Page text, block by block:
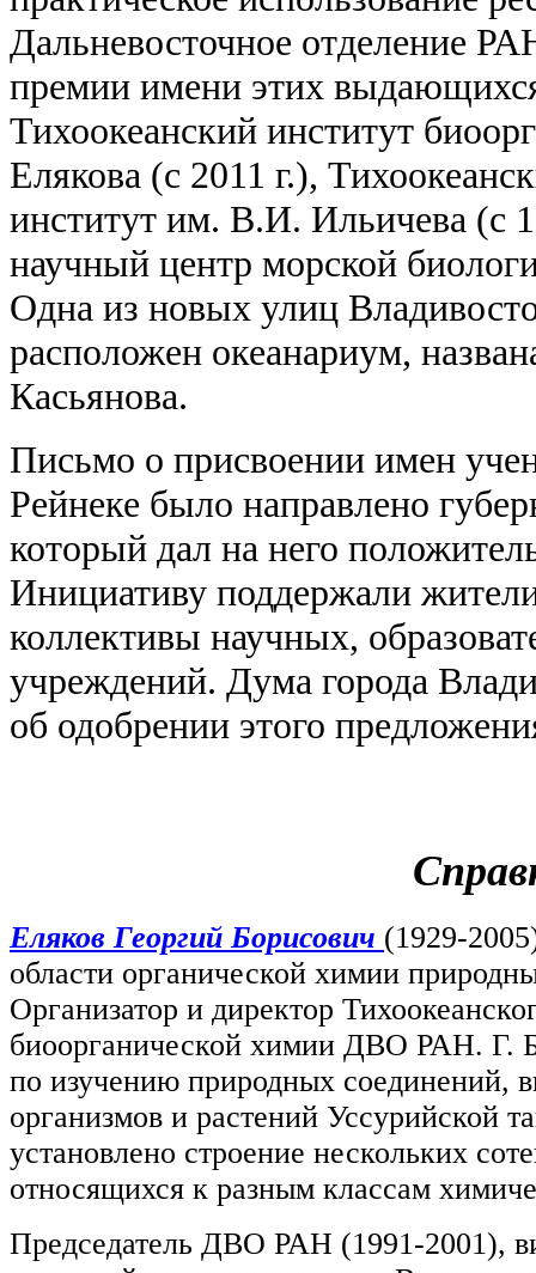
Дальневосточное отделение
премии имени этих
Тихоокеанский институт
Елякова (с 2011 г.),
институт им. В.И. Ильичева (с
научный центр морской
Одна из новых улиц
расположен океанариум,
Касьянова.
Письмо о присвоении имен
Рейнеке было направлено
который дал на него
Инициативу поддержали
коллективы научных,
учреждений. Дума города
об одобрении этого
Еляков Георгий Борисович (1929-
области органической химии
Организатор и директор
биоорганической химии ДВО РАН. Г.
по изучению природных соединений,
организмов и растений Уссурийской
установлено строение нескольких
относящихся к разным классам
Председатель ДВО РАН (1991-2001),